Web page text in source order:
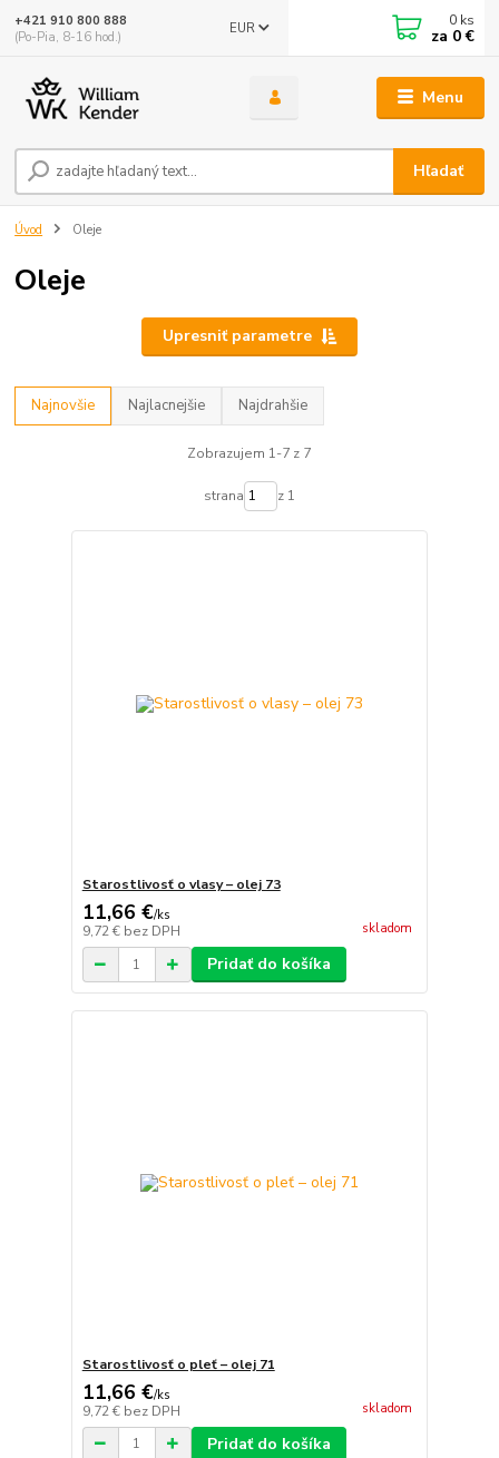
Menu
EUR
Hľadať
+421 910 800 888
(Po-Pia, 8-16 hod.)
0 ks
za 0 €
Úvod Oleje
Oleje
Upresniť parametre
Najnovšie Najlacnejšie Najdrahšie
Zobrazujem 1-7 z 7
strana z 1
Starostlivosť o vlasy – olej 73
11,66 €/ks
9,72 € bez DPH skladom
Pridať do košíka
Starostlivosť o pleť – olej 71
11,66 €/ks
9,72 € bez DPH skladom
Pridať do košíka